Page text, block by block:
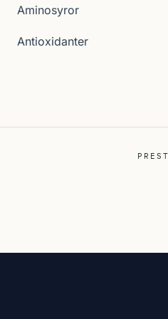
Aminosyror
Antioxidanter